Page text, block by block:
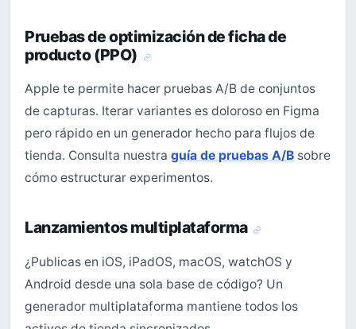
Pruebas de optimización de ficha de
producto (PPO)
Apple te permite hacer pruebas A/B de conjuntos
de capturas. Iterar variantes es doloroso en Figma
pero rápido en un generador hecho para flujos de
tienda. Consulta nuestraguía de pruebas A/B sobre
cómo estructurar experimentos.
Lanzamientos multiplataforma
¿Publicas en iOS, iPadOS, macOS, watchOS y
Android desde una sola base de código? Un
generador multiplataforma mantiene todos los